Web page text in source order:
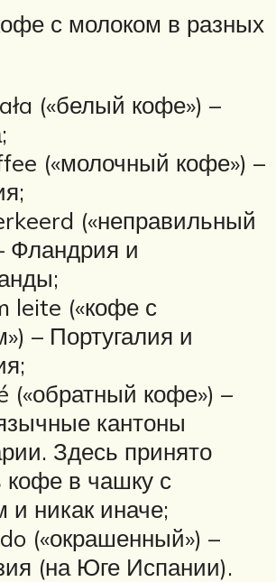
с молоком в разных
(«белый кофе») –
(«молочный кофе») –
(«неправильный
Фландрия и
leite («кофе с
– Португалия и
(«обратный кофе») –
кантоны
Здесь принято
кофе в чашку с
и никак иначе;
(«окрашенный») –
(на Юге Испании).